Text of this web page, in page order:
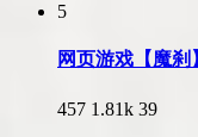
5
网页游戏【魔
457 1.81k 39